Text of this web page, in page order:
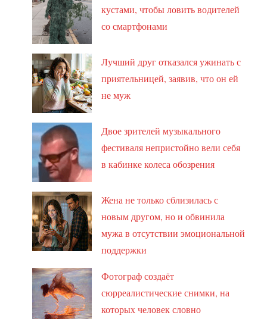
кустами, чтобы ловить водителей
со смартфонами
Лучший друг отказался ужинать с
приятельницей, заявив, что он ей
не муж
Двое зрителей музыкального
фестиваля непристойно вели себя
в кабинке колеса обозрения
Жена не только сблизилась с
новым другом, но и обвинила
мужа в отсутствии эмоциональной
поддержки
Фотограф создаёт
сюрреалистические снимки, на
которых человек словно